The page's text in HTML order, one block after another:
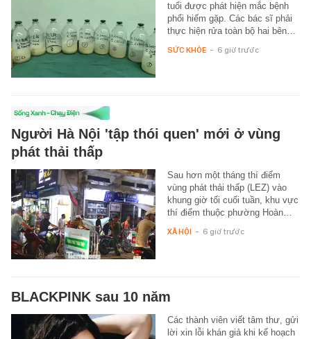
tuổi được phát hiện mắc bệnh
phổi hiếm gặp. Các bác sĩ phải
thực hiện rửa toàn bộ hai bên…
SỨC KHỎE - 6 giờ trước
Người Hà Nội 'tập thói quen' mới ở vùng
phát thải thấp
Sau hơn một tháng thí điểm
vùng phát thải thấp (LEZ) vào
khung giờ tối cuối tuần, khu vực
thí điểm thuộc phường Hoàn…
XÃ HỘI - 6 giờ trước
BLACKPINK sau 10 năm
Các thành viên viết tâm thư, gửi
lời xin lỗi khán giả khi kế hoạch